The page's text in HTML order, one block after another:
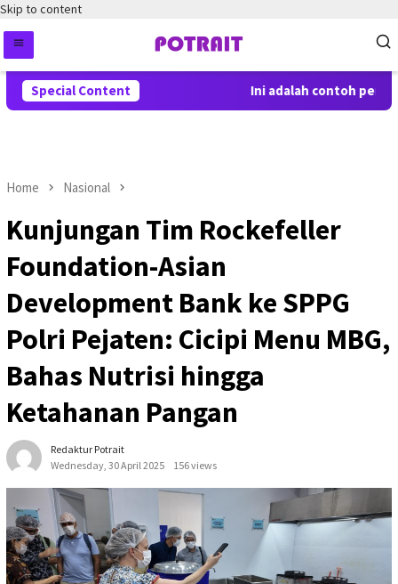
Skip to content
Special Content Ini adalah contoh
Home Nasional
Kunjungan Tim Rockefeller
Foundation-Asian
Development Bank ke SPPG
Polri Pejaten: Cicipi Menu MBG,
Bahas Nutrisi hingga
Ketahanan Pangan
Redaktur Potrait
Wednesday, 30 April 2025
156 views